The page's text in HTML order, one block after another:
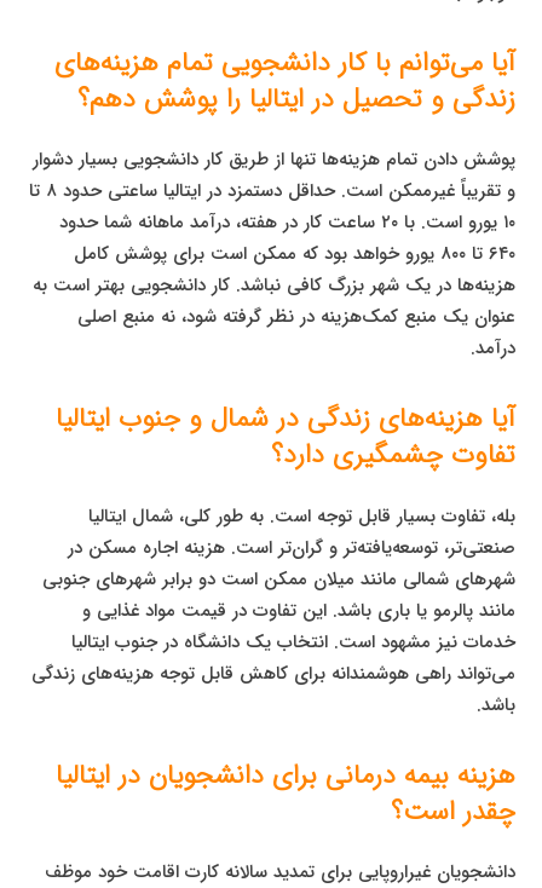
آیا می‌توانم با کار دانشجویی تمام هزینه‌های
زندگی و تحصیل در ایتالیا را پوشش دهم؟
پوشش دادن تمام هزینه‌ها تنها از طریق کار دانشجویی بسیار دشوار
و تقریباً غیرممکن است. حداقل دستمزد در ایتالیا ساعتی حدود ۸ تا
۱۰ یورو است. با ۲۰ ساعت کار در هفته، درآمد ماهانه شما حدود
۶۴۰ تا ۸۰۰ یورو خواهد بود که ممکن است برای پوشش کامل
هزینه‌ها در یک شهر بزرگ کافی نباشد. کار دانشجویی بهتر است به
عنوان یک منبع کمک‌هزینه در نظر گرفته شود، نه منبع اصلی
درآمد.
آیا هزینه‌های زندگی در شمال و جنوب ایتالیا
تفاوت چشمگیری دارد؟
بله، تفاوت بسیار قابل توجه است. به طور کلی، شمال ایتالیا
صنعتی‌تر، توسعه‌یافته‌تر و گران‌تر است. هزینه اجاره مسکن در
شهرهای شمالی مانند میلان ممکن است دو برابر شهرهای جنوبی
مانند پالرمو یا باری باشد. این تفاوت در قیمت مواد غذایی و
خدمات نیز مشهود است. انتخاب یک دانشگاه در جنوب ایتالیا
می‌تواند راهی هوشمندانه برای کاهش قابل توجه هزینه‌های زندگی
باشد.
هزینه بیمه درمانی برای دانشجویان در ایتالیا
چقدر است؟
دانشجویان غیراروپایی برای تمدید سالانه کارت اقامت خود موظف